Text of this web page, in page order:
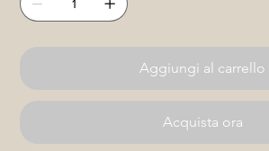
Aggiungi al carrello
Acquista ora